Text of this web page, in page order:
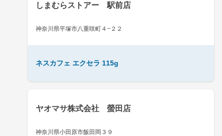
しまむらストアー 駅前店
神奈川県平塚市八重咲町４−２２
ネスカフェ エクセラ 115g
ヤオマサ株式会社 螢田店
神奈川県小田原市飯田岡３９